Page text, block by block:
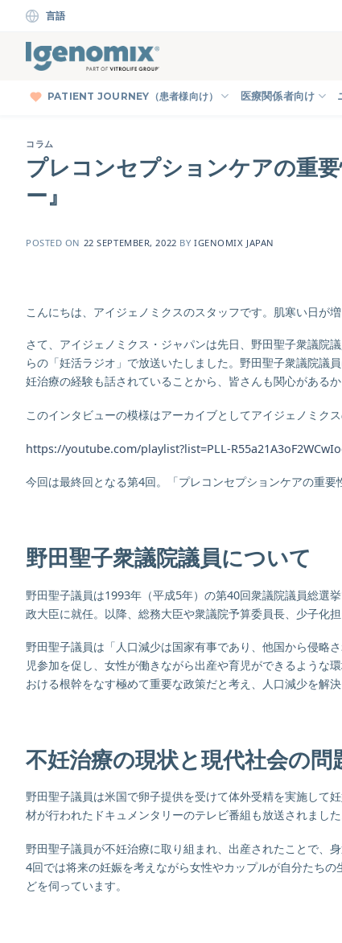
content
言語
PATIENT JOURNEY（患者様向け） 医療関係者向け
コラム
プレコンセプションケアの重
ー』
POSTED ON 22 SEPTEMBER, 2022 BY IGENOMIX JAPAN
こんにちは、アイジェノミクスのスタッフです。肌寒い日が
さて、アイジェノミクス・ジャパンは先日、野田聖子衆議院
らの「妊活ラジオ」で放送いたしました。野田聖子衆議院議
妊治療の経験も話されていることから、皆さんも関心があるか
このインタビューの模様はアーカイブとしてアイジェノミク
https://youtube.com/playlist?list=PLL-
今回は最終回となる第4回。「プレコンセプションケアの重要
野田聖子衆議院議員について
野田聖子議員は1993年（平成5年）の第40回衆議院議員総選
政大臣に就任。以降、総務大臣や衆議院予算委員長、少子化
野田聖子議員は「人口減少は国家有事であり、他国から侵略
児参加を促し、女性が働きながら出産や育児ができるような
おける根幹をなす極めて重要な政策だと考え、人口減少を解
不妊治療の現状と現代社会の
野田聖子議員は米国で卵子提供を受けて体外受精を実施して
材が行われたドキュメンタリーのテレビ番組も放送されました
野田聖子議員が不妊治療に取り組まれ、出産されたことで、
4回では将来の妊娠を考えながら女性やカップルが自分たち
どを伺っています。